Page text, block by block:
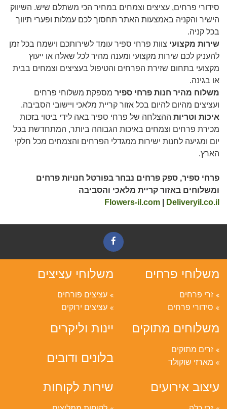
סידורי פרחים, עציצים וצמחים במחיר הכי משתלם שיש. השיווק
הישיר והקניה באמצעות האתר תחסוך לכם עמלות ופערי תיווך
בכל קניה.
שירות מקצועי צוות פרחי ספיר עומד לשירותכם וישמח בכל זמן
להעניק לכם שירות מקצועי ומענה מהיר לכל שאלה או ייעוץ
מקצועי בתחום שזירת הפרחים והטיפול בעציצים וצמחים בבית
או בגינה.
משלוח מהיר חנות פרחי ספיר מספקת משלוחי פרחים
ועציצים מהיום להיום בכל אזור קריית מלאכי ויישובי הסביבה.
איכות וטריות ההצלחה של פרחי ספיר באה לידי ביטוי בזכות
מכירת פרחים וצמחים באיכות הגבוהה ביותר, המתחדשת בכל
יום ומגיעה לחנות ישירות ממגדלי הפרחים והצמחים מכל חלקי
הארץ.
פרחי ספיר, ספק פרחים נבחר בפורטל חנויות פרחים
ומשלוחים באזור קריית מלאכי והסביבה
Flowers-il.com
Deliveryil.co.il
משלוחי פרחים
זרי פרחים
סידורי פרחים
משלוחי עציצים
עציצים פורחים
עציצים ירוקים
משלוחים מתוקים
זרים מתוקים
מארזי שוקולד
יינות וליקרים
בלונים ודובים
עיצוב אירועים שירות לקוחות